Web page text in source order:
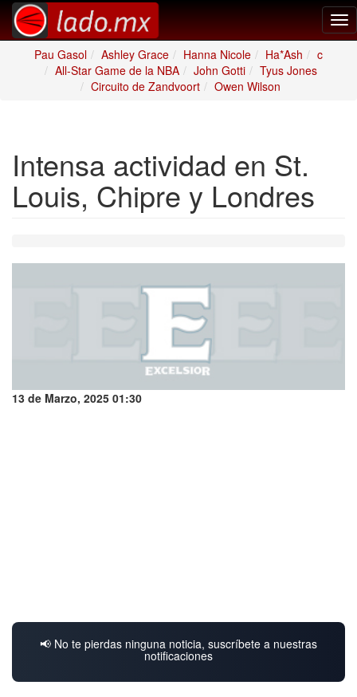
Pau Gasol
Ashley Grace Hanna Nicole Ha*Ash
c
All-Star Game de la NBA
John Gotti
Tyus Jones
Circuito de Zandvoort
Owen Wilson
Intensa actividad en St.
Louis, Chipre y Londres
13 de Marzo, 2025 01:30
📢 No te pierdas ninguna noticia, suscríbete a nuestras
notificaciones